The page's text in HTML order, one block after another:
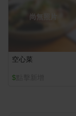
尚無照片
空心菜
$